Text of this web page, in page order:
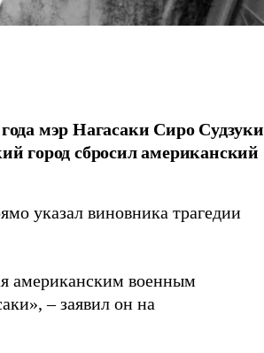
мэр Нагасаки Сиро Судзуки
город сбросил американский
указал виновника трагедии
американским военным
– заявил он на